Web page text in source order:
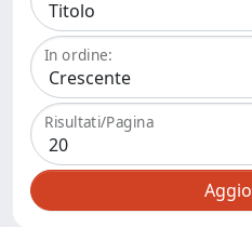
In ordine:
Risultati/Pagina